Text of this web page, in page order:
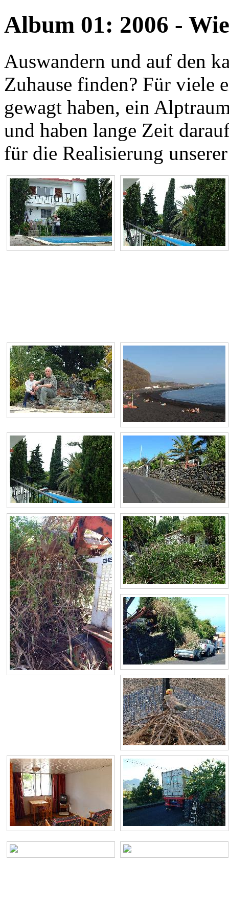
Album 01: 2006 -
Auswandern und auf den
Zuhause finden? Für viele
gewagt haben, ein
und haben lange Zeit
für die Realisierung